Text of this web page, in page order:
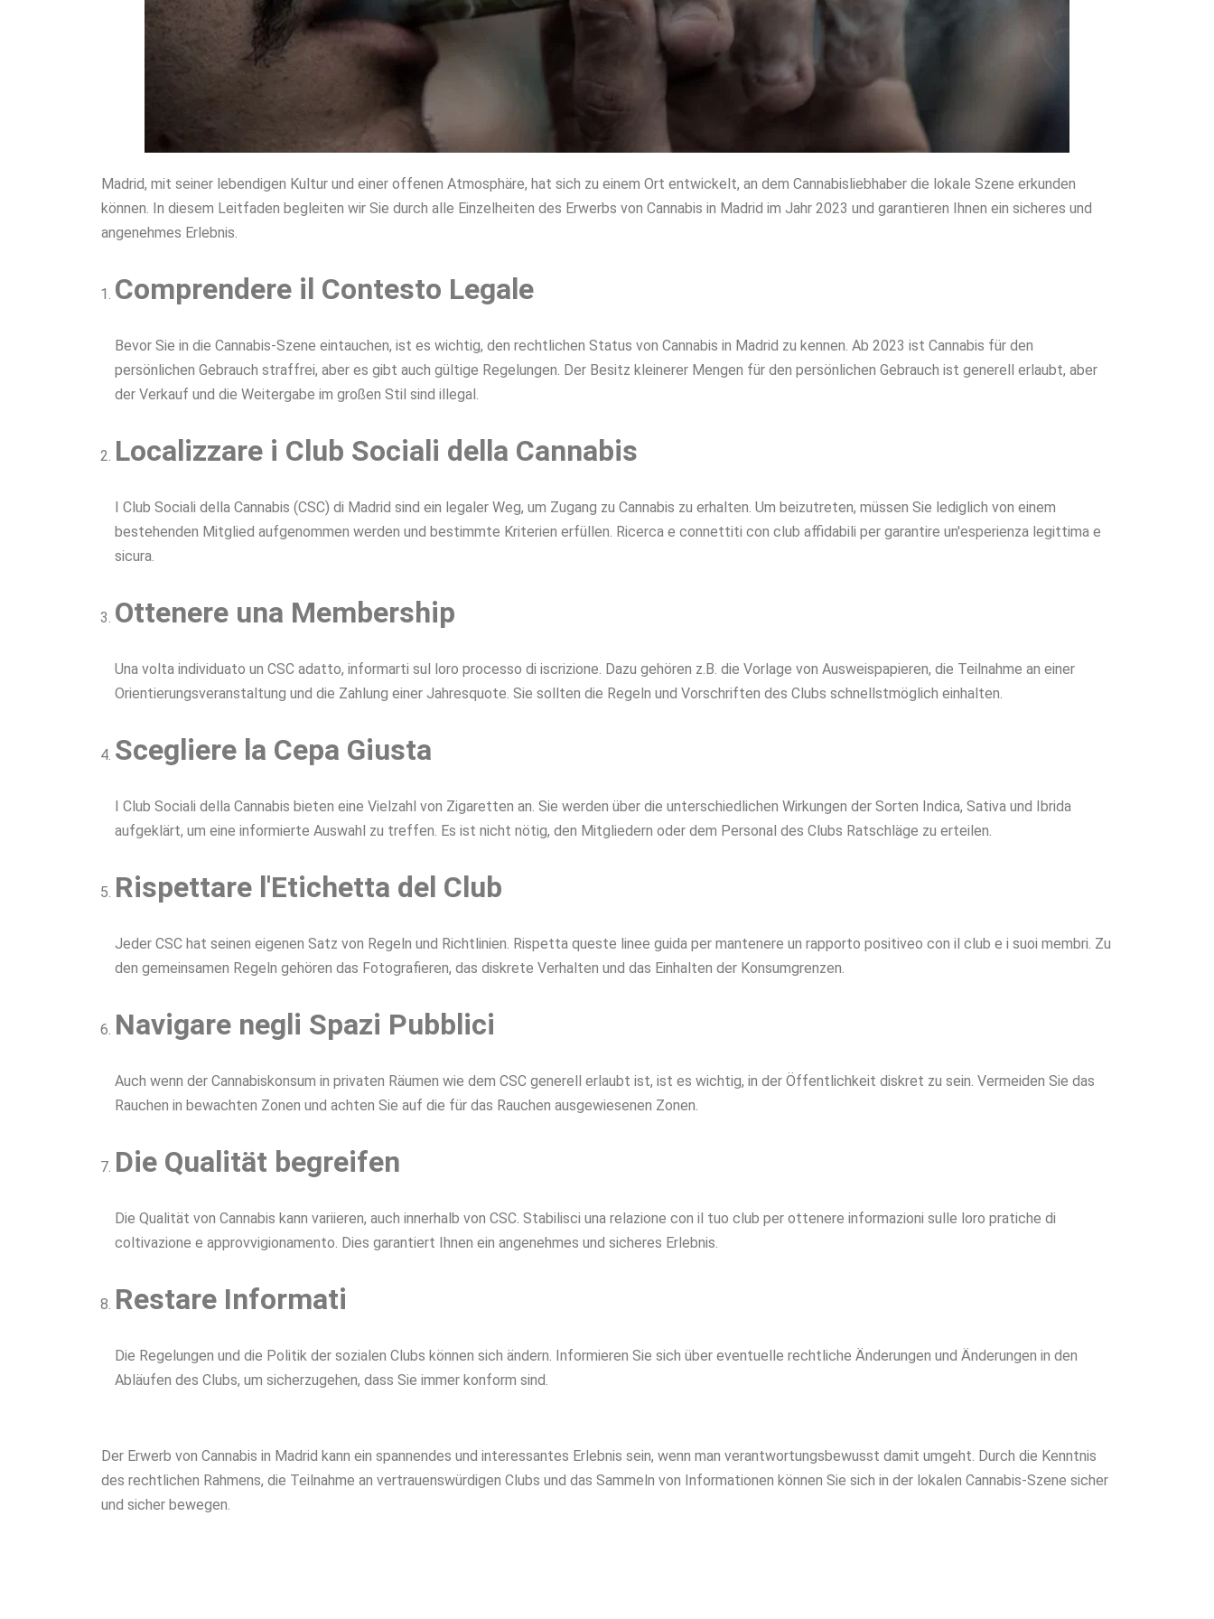
Madrid, mit seiner lebendigen Kultur und einer offenen Atmosphäre, hat sich zu einem Ort entwickelt, an dem Cannabisliebhaber die lokale Szene erkunden
können. In diesem Leitfaden begleiten wir Sie durch alle Einzelheiten des Erwerbs von Cannabis in Madrid im Jahr 2023 und garantieren Ihnen ein sicheres und
angenehmes Erlebnis.
Comprendere il Contesto Legale
Bevor Sie in die Cannabis-Szene eintauchen, ist es wichtig, den rechtlichen Status von Cannabis in Madrid zu kennen. Ab 2023 ist Cannabis für den
persönlichen Gebrauch straffrei, aber es gibt auch gültige Regelungen. Der Besitz kleinerer Mengen für den persönlichen Gebrauch ist generell erlaubt, aber
der Verkauf und die Weitergabe im großen Stil sind illegal.
Localizzare i Club Sociali della Cannabis
I Club Sociali della Cannabis (CSC) di Madrid sind ein legaler Weg, um Zugang zu Cannabis zu erhalten. Um beizutreten, müssen Sie lediglich von einem
bestehenden Mitglied aufgenommen werden und bestimmte Kriterien erfüllen. Ricerca e connettiti con club affidabili per garantire un'esperienza legittima e
sicura.
Ottenere una Membership
Una volta individuato un CSC adatto, informarti sul loro processo di iscrizione. Dazu gehören z.B. die Vorlage von Ausweispapieren, die Teilnahme an einer
Orientierungsveranstaltung und die Zahlung einer Jahresquote. Sie sollten die Regeln und Vorschriften des Clubs schnellstmöglich einhalten.
Scegliere la Cepa Giusta
I Club Sociali della Cannabis bieten eine Vielzahl von Zigaretten an. Sie werden über die unterschiedlichen Wirkungen der Sorten Indica, Sativa und Ibrida
aufgeklärt, um eine informierte Auswahl zu treffen. Es ist nicht nötig, den Mitgliedern oder dem Personal des Clubs Ratschläge zu erteilen.
Rispettare l'Etichetta del Club
Jeder CSC hat seinen eigenen Satz von Regeln und Richtlinien. Rispetta queste linee guida per mantenere un rapporto positiveo con il club e i suoi membri. Zu
den gemeinsamen Regeln gehören das Fotografieren, das diskrete Verhalten und das Einhalten der Konsumgrenzen.
Navigare negli Spazi Pubblici
Auch wenn der Cannabiskonsum in privaten Räumen wie dem CSC generell erlaubt ist, ist es wichtig, in der Öffentlichkeit diskret zu sein. Vermeiden Sie das
Rauchen in bewachten Zonen und achten Sie auf die für das Rauchen ausgewiesenen Zonen.
Die Qualität begreifen
Die Qualität von Cannabis kann variieren, auch innerhalb von CSC. Stabilisci una relazione con il tuo club per ottenere informazioni sulle loro pratiche di
coltivazione e approvvigionamento. Dies garantiert Ihnen ein angenehmes und sicheres Erlebnis.
Restare Informati
Die Regelungen und die Politik der sozialen Clubs können sich ändern. Informieren Sie sich über eventuelle rechtliche Änderungen und Änderungen in den
Abläufen des Clubs, um sicherzugehen, dass Sie immer konform sind.
Der Erwerb von Cannabis in Madrid kann ein spannendes und interessantes Erlebnis sein, wenn man verantwortungsbewusst damit umgeht. Durch die Kenntnis
des rechtlichen Rahmens, die Teilnahme an vertrauenswürdigen Clubs und das Sammeln von Informationen können Sie sich in der lokalen Cannabis-Szene sicher
und sicher bewegen.